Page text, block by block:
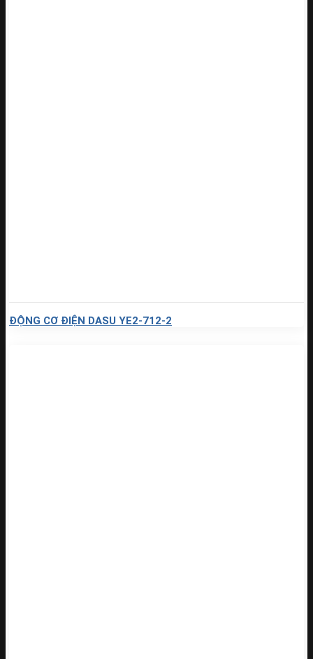
ĐỘNG CƠ ĐIỆN DASU YE2-712-2